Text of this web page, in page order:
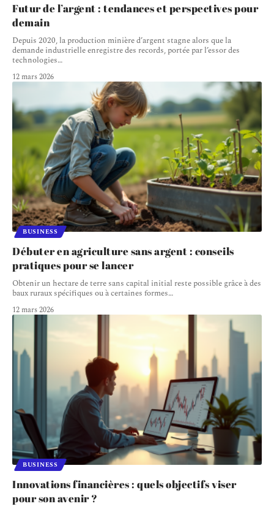
Futur de l’argent : tendances et perspectives pour
demain
Depuis 2020, la production minière d’argent stagne alors que la
demande industrielle enregistre des records, portée par l’essor des
technologies…
12 mars 2026
BUSINESS
Débuter en agriculture sans argent : conseils
pratiques pour se lancer
Obtenir un hectare de terre sans capital initial reste possible grâce à des
baux ruraux spécifiques ou à certaines formes…
12 mars 2026
BUSINESS
Innovations financières : quels objectifs viser
pour son avenir ?